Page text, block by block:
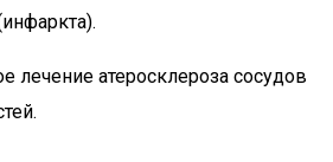
лечение атеросклероза сосудов